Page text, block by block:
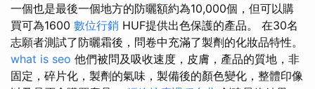
一個也是最後一個地方的防曬額約為10,000個，但可以購
買可為1600 數位行銷 HUF提供出色保護的產品。 在30名
志願者測試了防曬霜後，問卷中充滿了製劑的化妝品特性。
what is seo 他們被問及吸收速度，皮膚，產品的質地，非
固定，碎片化，製劑的氣味，製備後的顏色變化，整體印像